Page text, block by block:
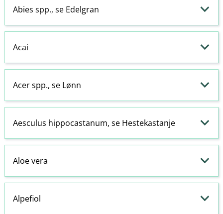
Abies spp., se Edelgran
Acai
Acer spp., se Lønn
Aesculus hippocastanum, se Hestekastanje
Aloe vera
Alpefiol